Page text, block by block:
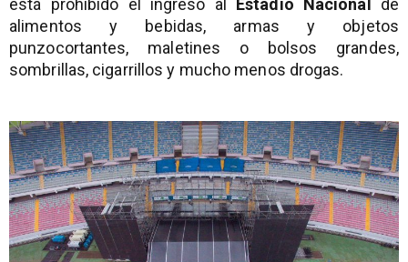
alimentos y bebidas, armas y objetos
punzocortantes, maletines o bolsos grandes,
sombrillas, cigarrillos y mucho menos drogas.